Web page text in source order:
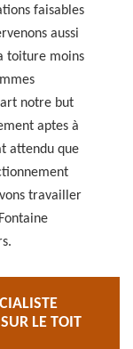
faisables
aussi
toiture moins
notre but
aptes à
attendu que
travailler
LE TOIT